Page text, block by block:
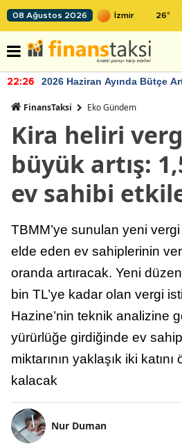
08 Ağustos 2026 26°
22:26 2026 Haziran Ayında Bütçe
FinansTaksi Eko Gündem
Kira heliri
büyük artış:
ev sahibi
TBMM’ye sunulan yeni
elde eden ev sahiplerinin
oranda artıracak. Yeni
bin TL’ye kadar olan vergi
Hazine’nin teknik analizine
yürürlüğe girdiğinde ev
miktarının yaklaşık iki
kalacak
Nur Duman